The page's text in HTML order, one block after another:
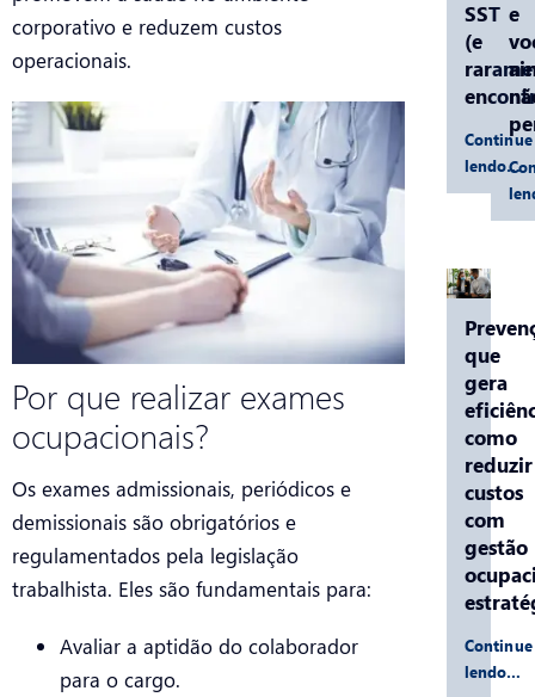
corporativo e reduzem custos
operacionais.
Por que realizar exames
ocupacionais?
Os exames admissionais, periódicos e
demissionais são obrigatórios e
regulamentados pela legislação
trabalhista. Eles são fundamentais para:
Avaliar a aptidão do colaborador
para o cargo.
SST
(e
Continue
lendo…
e
que
gera
como
reduzir
custos
com
gestão
Continue
lendo…